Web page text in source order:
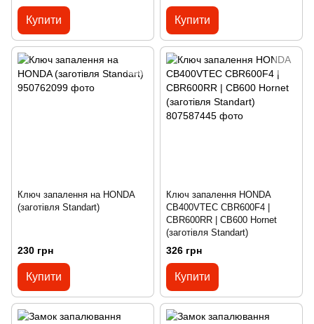
Купити Купити
Ключ запалення на HONDA
(заготівля Standart)
230 грн
Купити
Ключ запалення HONDA
СВ400VTEC CBR600F4 |
CBR600RR | CB600 Hornet
(заготівля Standart)
326 грн
Купити